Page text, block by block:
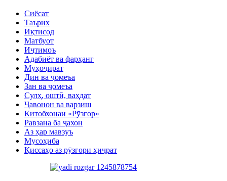
Сиёсат
Таърих
Иқтисод
Матбуот
Иҷтимоъ
Адабиёт ва фарҳанг
Муҳоҷират
Дин ва ҷомеъа
Зан ва ҷомеъа
Сулҳ, оштӣ, ваҳдат
Ҷавонон ва варзиш
Китобхонаи «Рӯзгор»
Равзана ба ҷахон
Аз ҳар мавзуъ
Мусоҳиба
Қиссаҳо аз рӯзгори ҳиҷрат